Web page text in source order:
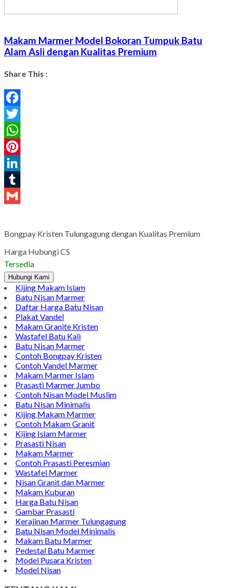
Makam Marmer Model Bokoran Tumpuk Batu
Alam Asli dengan Kualitas Premium
Share This :
Facebook
Twitter
WhatsApp
Pinterest
LinkedIn
Tumblr
Bongpay Kristen Tulungagung dengan Kualitas Premium
Harga Hubungi CS
Tersedia
Hubungi Kami
Kijing Makam Islam
Batu Nisan Marmer
Daftar Harga Batu Nisan
Plakat Vandel
Makam Granite Kristen
Wastafel Batu Kali
Batu Nisan Marmer
Contoh Bongpay Kristen
Contoh Vandel Marmer
Makam Marmer Islam
Prasasti Marmer Jumbo
Contoh Nisan Model Muslim
Batu Nisan Minimalis
Kijing Makam Marmer
Contoh Makam Granit
Kijing Islam Marmer
Prasasti Nisan
Makam Marmer
Contoh Prasasti Peresmian
Wastafel Marmer
Nisan Granit dan Marmer
Makam Kuburan
Harga Batu Nisan
Gambar Prasasti
Kerajinan Marmer Tulungagung
Batu Nisan Model Minimalis
Makam Batu Marmer
Pedestal Batu Marmer
Model Pusara Kristen
Model Nisan